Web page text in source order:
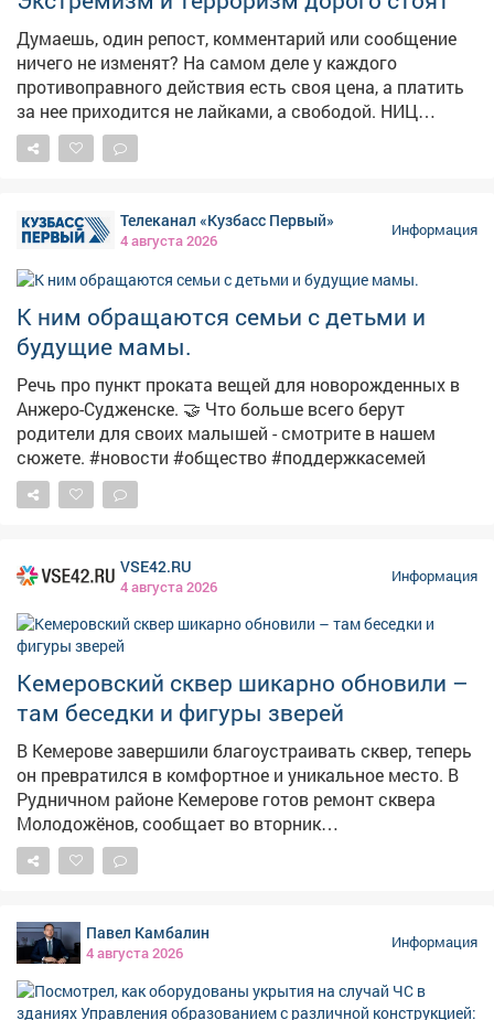
жёлтый цвет добавили позже, чтобы предупреждать о
смене сигнала. В России светофоры начали
появляться в 1930‑х годах.
Думаешь, один репост, комментарий или сообщение
ничего не изменят? На самом деле у каждого
противоправного действия есть своя цена, а платить
за нее приходится не лайками, а свободой. НИЦ
Мониторинга и профилактики подготовил «прайс-
лист», который наглядно показывает последствия
вплоть до пожизненного лишения свободы! Не
поддавайся на провокации и не распространяй
сомнительный контент. Перед тем как поставить лайк,
сделать репост или отправить сообщение, задумайся
о последствиях. 🚫 Если ты столкнулся с
подозрительным предложением в сети или в жизни,
немедленно прекрати диалог и сообщи: ▫Горячая
линия ФСБ: 8 800 224 22 22; ▫Горячая линия
«Экстремизму - НЕТ!»: resurs-center.ru/hotline.
Телеканал «Кузбасс Первый»
4 августа 2026
Информация
К ним обращаются семьи с детьми и
будущие мамы.
Речь про пункт проката вещей для новорожденных в
Анжеро-Судженске. 🤝 Что больше всего берут
родители для своих малышей - смотрите в нашем
сюжете. #новости #общество #поддержкасемей
VSE42.RU
4 августа 2026
Информация
Кемеровский сквер шикарно обновили –
там беседки и фигуры зверей
В Кемерове завершили благоустраивать сквер, теперь
он превратился в комфортное и уникальное место. В
Рудничном районе Кемерове готов ремонт сквера
Молодожёнов, сообщает во вторник
горадминистрация. – Последним штрихом стали
современные скамейки и урны. Теперь здесь можно не
сказали в мэрии.
Павел Камбалин
4 августа 2026
Информация